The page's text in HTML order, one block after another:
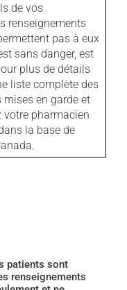
de vos
renseignements
pas à eux
sans danger, est
plus de détails
liste complète des
en garde et
pharmacien
la base de
patients sont
renseignements